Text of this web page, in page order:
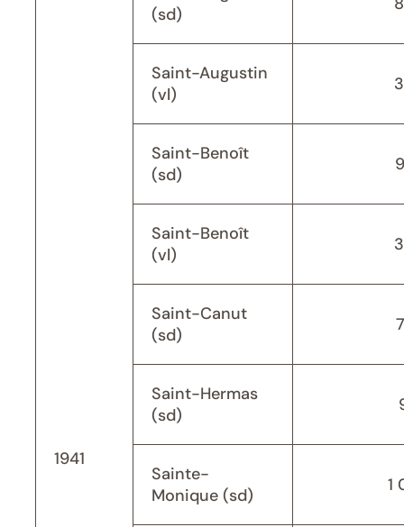
1941
(sd)
Saint-Augustin
(vl)
Saint-Benoît
(sd)
Saint-Benoît
(vl)
Saint-Canut
(sd)
Saint-Hermas
(sd)
Sainte-
Monique (sd)
1